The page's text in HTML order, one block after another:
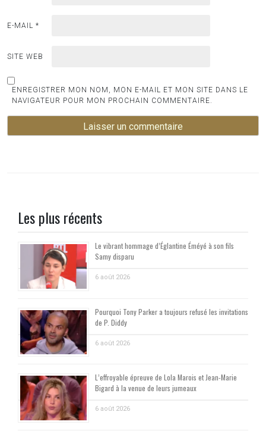
E-MAIL *
SITE WEB
ENREGISTRER MON NOM, MON E-MAIL ET MON SITE DANS LE
NAVIGATEUR POUR MON PROCHAIN COMMENTAIRE.
Les plus récents
Le vibrant hommage d’Églantine Éméyé à son fils
Samy disparu
6 août 2026
Pourquoi Tony Parker a toujours refusé les invitations
de P. Diddy
6 août 2026
L’effroyable épreuve de Lola Marois et Jean-Marie
Bigard à la venue de leurs jumeaux
6 août 2026